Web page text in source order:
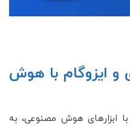
و ایزوگام با هوش
ابزارهای هوش مصنوعی، به